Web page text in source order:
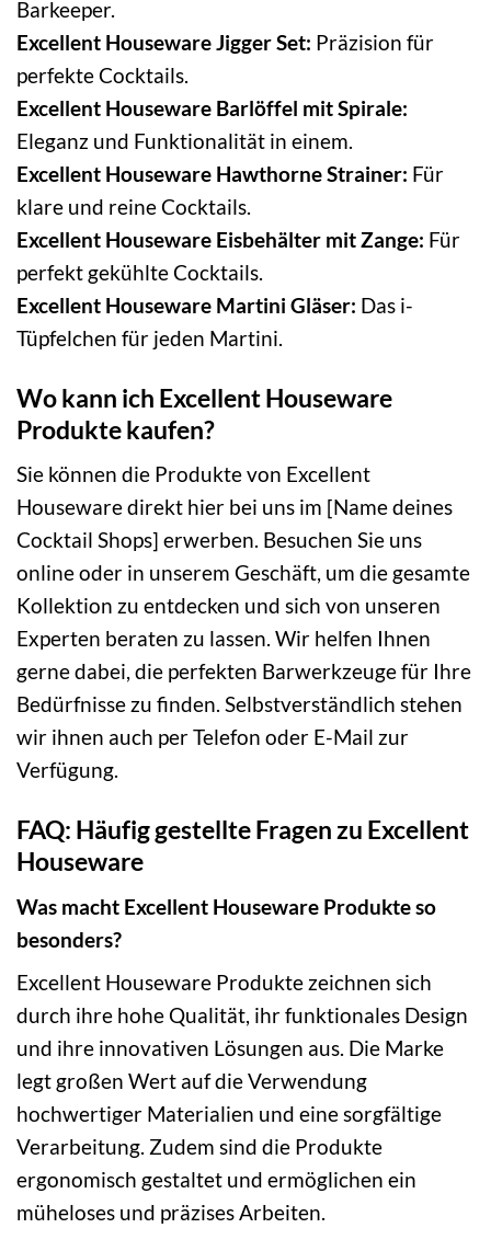
Barkeeper.
Excellent Houseware Jigger Set: Präzision für
perfekte Cocktails.
Excellent Houseware Barlöffel mit Spirale:
Eleganz und Funktionalität in einem.
Excellent Houseware Hawthorne Strainer: Für
klare und reine Cocktails.
Excellent Houseware Eisbehälter mit Zange: Für
perfekt gekühlte Cocktails.
Excellent Houseware Martini Gläser: Das i-
Tüpfelchen für jeden Martini.
Wo kann ich Excellent Houseware
Produkte kaufen?
Sie können die Produkte von Excellent
Houseware direkt hier bei uns im [Name deines
Cocktail Shops] erwerben. Besuchen Sie uns
online oder in unserem Geschäft, um die gesamte
Kollektion zu entdecken und sich von unseren
Experten beraten zu lassen. Wir helfen Ihnen
gerne dabei, die perfekten Barwerkzeuge für Ihre
Bedürfnisse zu finden. Selbstverständlich stehen
wir ihnen auch per Telefon oder E-Mail zur
Verfügung.
FAQ: Häufig gestellte Fragen zu Excellent
Houseware
Was macht Excellent Houseware Produkte so
besonders?
Excellent Houseware Produkte zeichnen sich
durch ihre hohe Qualität, ihr funktionales Design
und ihre innovativen Lösungen aus. Die Marke
legt großen Wert auf die Verwendung
hochwertiger Materialien und eine sorgfältige
Verarbeitung. Zudem sind die Produkte
ergonomisch gestaltet und ermöglichen ein
müheloses und präzises Arbeiten.